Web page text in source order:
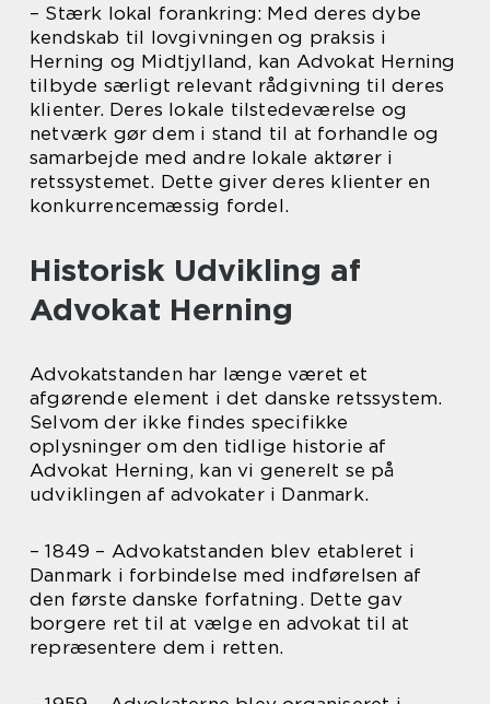
– Stærk lokal forankring: Med deres dybe
kendskab til lovgivningen og praksis i
Herning og Midtjylland, kan Advokat Herning
tilbyde særligt relevant rådgivning til deres
klienter. Deres lokale tilstedeværelse og
netværk gør dem i stand til at forhandle og
samarbejde med andre lokale aktører i
retssystemet. Dette giver deres klienter en
konkurrencemæssig fordel.
Historisk Udvikling af
Advokat Herning
Advokatstanden har længe været et
afgørende element i det danske retssystem.
Selvom der ikke findes specifikke
oplysninger om den tidlige historie af
Advokat Herning, kan vi generelt se på
udviklingen af advokater i Danmark.
– 1849 – Advokatstanden blev etableret i
Danmark i forbindelse med indførelsen af
den første danske forfatning. Dette gav
borgere ret til at vælge en advokat til at
repræsentere dem i retten.